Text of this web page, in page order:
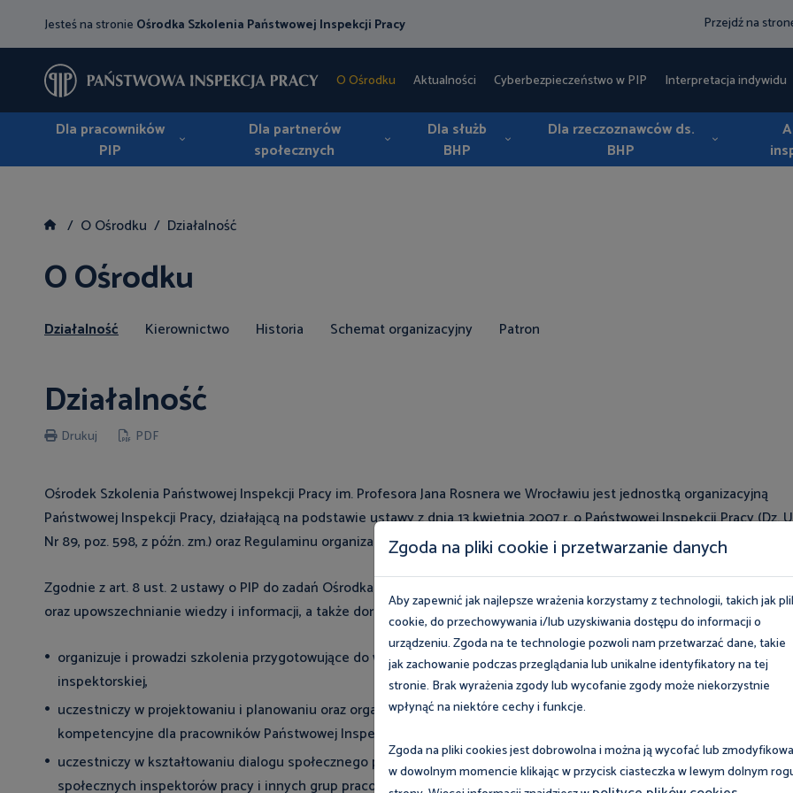
Jesteś na stronie Ośrodka Szkolenia Państwowej Inspekcji Pracy Przejdź na
O Ośrodku Aktualności Cyberbezpieczeństwo w PIP Interpretacja
Dla pracowników
PIP
Dla partnerów
społecznych
Dla służb
BHP
Dla rzeczoznawców ds.
BHP
O Ośrodku Działalność
O Ośrodku
Działalność Kierownictwo Historia Schemat organizacyjny Patron
Działalność
Drukuj PDF
Ośrodek Szkolenia Państwowej Inspekcji Pracy im. Profesora Jana Rosnera we Wrocławiu jest jednostką organizacyjną
Państwowej Inspekcji Pracy, działającą na podstawie ustawy z dnia 13 kwietnia 2007 r. o Państwowej Inspekcji Pracy (Dz.
Nr 89, poz. 598, z późn. zm.) oraz Regulaminu organizacyjnego Ośrodka nadanego przez Głównego Inspektora Pracy.
Zgodnie z art. 8 ust. 2 ustawy o PIP do zadań Ośrodka należy szkolenie i doskonalenie kadr Państwowej Inspekcji Pracy
oraz upowszechnianie wiedzy i informacji, a także doradztwo w zakresie ochrony pracy. Wypełniając je, Ośrodek:
organizuje i prowadzi szkolenia przygotowujące do wykonywania zawodu inspektora pracy w ramach aplikacji
inspektorskiej,
uczestniczy w projektowaniu i planowaniu oraz organizuje i prowadzi szkolenia doskonalące - specjalistyczne i
kompetencyjne dla pracowników Państwowej Inspekcji Pracy w ramach programu ich rozwoju zawodowego,
uczestniczy w kształtowaniu dialogu społecznego poprzez organizację i prowadzenie szkoleń prewencyjnych dla
społecznych inspektorów pracy i innych grup pracowniczych oraz związkowych partnerów społecznych,
Zgoda na pliki cookie i przetwarzanie danych
Aby zapewnić jak najlepsze wrażenia korzystamy z technologii, takich jak
cookie, do przechowywania i/lub uzyskiwania dostępu do informacji o
urządzeniu. Zgoda na te technologie pozwoli nam przetwarzać dane, takie
jak zachowanie podczas przeglądania lub unikalne identyfikatory na tej
stronie. Brak wyrażenia zgody lub wycofanie zgody może niekorzystnie
wpłynąć na niektóre cechy i funkcje.
Zgoda na pliki cookies jest dobrowolna i można ją wycofać lub
w dowolnym momencie klikając w przycisk ciasteczka w lewym dolnym